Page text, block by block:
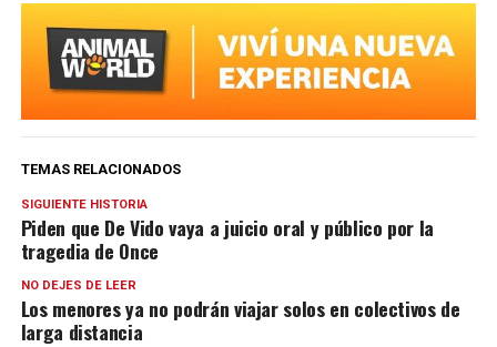
TEMAS RELACIONADOS
SIGUIENTE HISTORIA
Piden que De Vido vaya a juicio oral y público por la
tragedia de Once
NO DEJES DE LEER
Los menores ya no podrán viajar solos en colectivos de
larga distancia